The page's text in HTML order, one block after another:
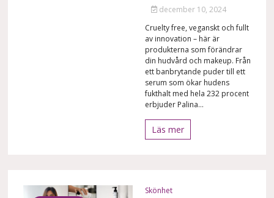
december 10, 2024
Cruelty free, veganskt och fullt
av innovation – här är
produkterna som förändrar
din hudvård och makeup. Från
ett banbrytande puder till ett
serum som ökar hudens
fukthalt med hela 232 procent
erbjuder Palina...
Läs mer
Skönhet